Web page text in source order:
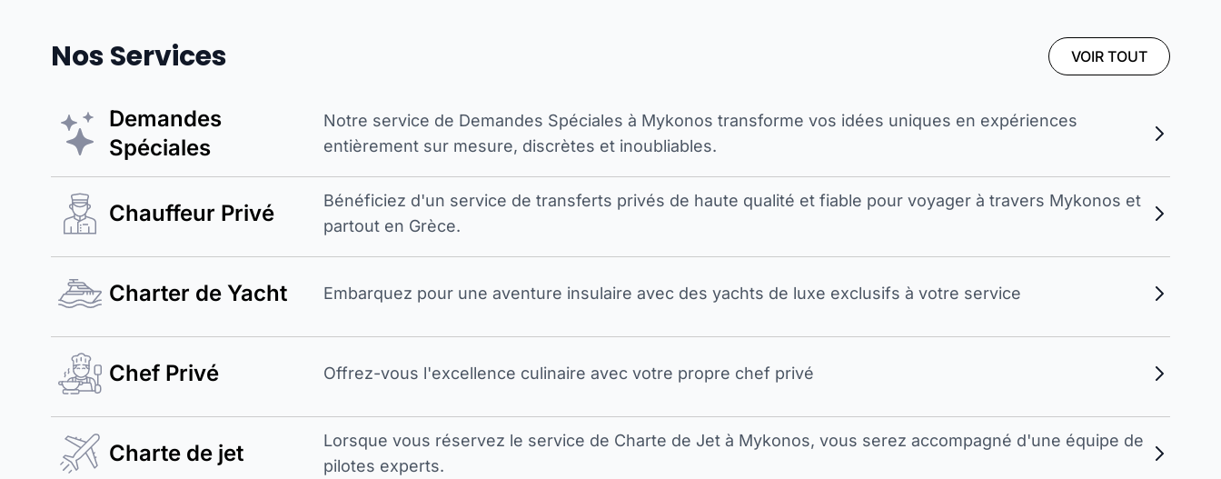
Nos Services VOIR TOUT
Demandes
Spéciales
Notre service de Demandes Spéciales à Mykonos transforme vos idées uniques en expériences
entièrement sur mesure, discrètes et inoubliables.
Chauffeur Privé
Bénéficiez d'un service de transferts privés de haute qualité et fiable pour voyager à travers Mykonos et
partout en Grèce.
Charter de Yacht Embarquez pour une aventure insulaire avec des yachts de luxe exclusifs à votre service
Chef Privé Offrez-vous l'excellence culinaire avec votre propre chef privé
Charte de jet
Lorsque vous réservez le service de Charte de Jet à Mykonos, vous serez accompagné d'une équipe de
pilotes experts.